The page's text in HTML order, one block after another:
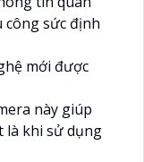
sức định
mới được
này giúp
là khi sử dụng